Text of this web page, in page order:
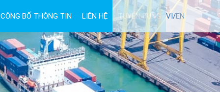
CÔNG BỐ THÔNG TIN LIÊN HỆ TUYỂN DỤNG VI/EN